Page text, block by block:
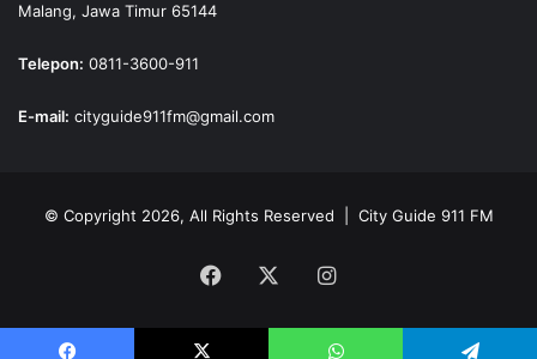
Malang, Jawa Timur 65144
Telepon: 0811-3600-911
E-mail: cityguide911fm@gmail.com
© Copyright 2026, All Rights Reserved | City Guide 911 FM
Facebook Instagram